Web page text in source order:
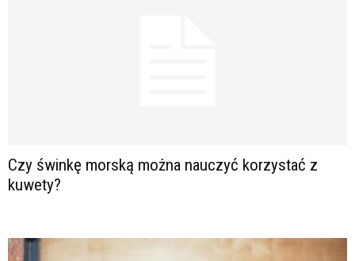
Czy świnkę morską można nauczyć korzystać z
kuwety?